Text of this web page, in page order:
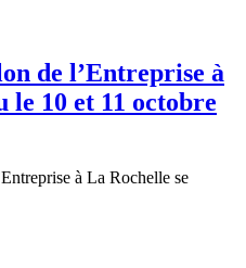
de l’Entreprise à
10 et 11 octobre
à La Rochelle se